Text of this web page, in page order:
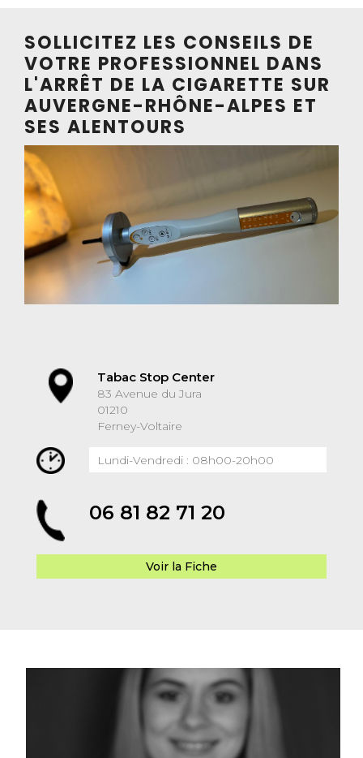
SOLLICITEZ LES CONSEILS DE
VOTRE PROFESSIONNEL DANS
L'ARRÊT DE LA CIGARETTE SUR
AUVERGNE-RHÔNE-ALPES ET
SES ALENTOURS
Tabac Stop Center
83 Avenue du Jura
01210
Ferney-Voltaire
Lundi-Vendredi : 08h00-20h00
06 81 82 71 20
Voir la Fiche